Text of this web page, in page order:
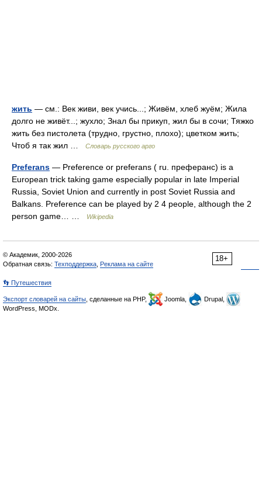
жить — см.: Век живи, век учись...; Живём, хлеб жуём; Жила
долго не живёт...; жухло; Знал бы прикуп, жил бы в сочи; Тяжко
жить без пистолета (трудно, грустно, плохо); цветком жить;
Чтоб я так жил …
Словарь русского арго
Preferans — Preference or preferans ( ru. преферанс) is a
European trick taking game especially popular in late Imperial
Russia, Soviet Union and currently in post Soviet Russia and
Balkans. Preference can be played by 2 4 people, although the 2
person game… …
Wikipedia
18+
© Академик, 2000-2026
Обратная связь: Техподдержка Реклама на сайте
👣 Путешествия
Экспорт словарей на сайты , сделанные на PHP, Joomla,
Drupal,
WordPress, MODx.